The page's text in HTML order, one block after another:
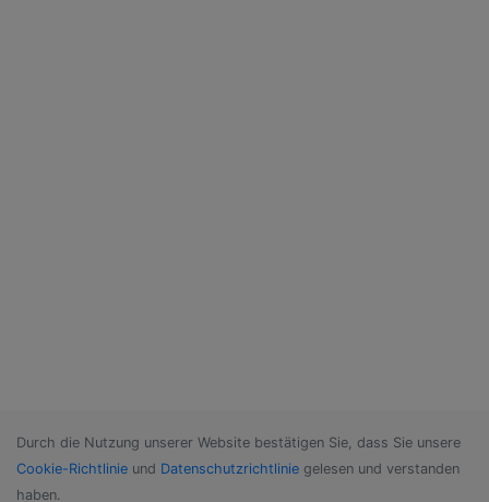
Durch die Nutzung unserer Website bestätigen Sie, dass Sie unsere
Cookie-Richtlinie und Datenschutzrichtlinie gelesen und verstanden
haben.